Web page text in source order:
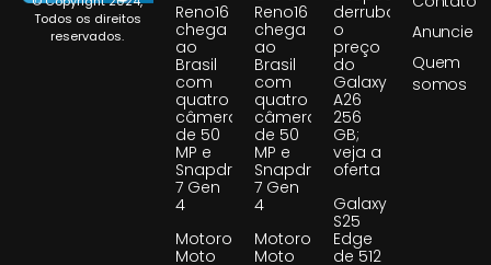
Todos os direitos
reservados.
Reno16
chega
ao
Brasil
com
quatro
câmeras
de 50
MP e
Snapdragon
7 Gen
4
Motorola
Moto
Reno16
chega
ao
Brasil
com
quatro
câmeras
de 50
MP e
Snapdragon
7 Gen
4
Motorola
Moto
derruba
o
preço
do
Galaxy
A26
256
GB;
veja a
oferta
Galaxy
S25
Edge
de 512
Anuncie
Quem
somos